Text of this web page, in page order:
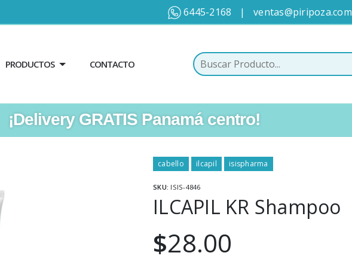
6445-2168 | ventas@piripoza.com
PRODUCTOS CONTACTO
¡Delivery GRATIS Panamá centro!
cabello ilcapil isispharma
SKU: ISIS-4846
ILCAPIL KR Shampoo
$28.00